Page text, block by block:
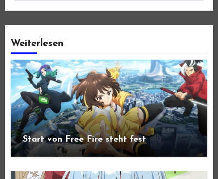
Weiterlesen
Start von Free Fire steht fest